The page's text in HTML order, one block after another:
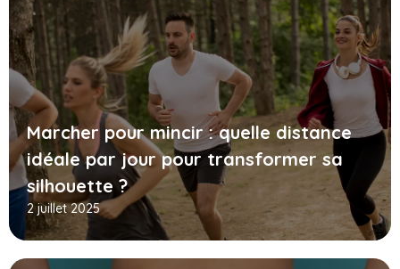
Marcher pour mincir : quelle distance
idéale par jour pour transformer sa
silhouette ?
2 juillet 2025